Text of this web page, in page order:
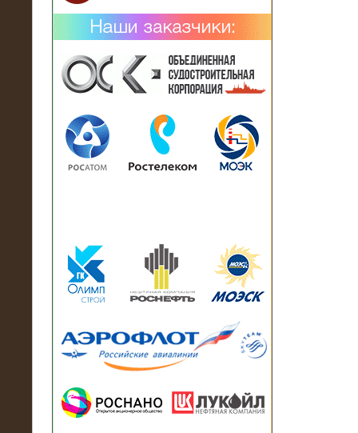
02.02.2019
Нагрузочный комплекс 26 МВт (10
кВ) поставлен в аренду на
13.07.2018
модуль в контейнере 2700 кВА на
Балтийский завод